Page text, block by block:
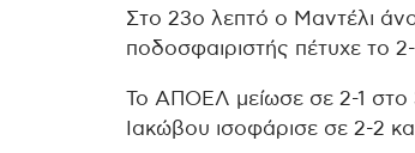
Στο 23ο λεπτό ο Μαντέλι
ποδοσφαιριστής πέτυχε το
Το ΑΠΟΕΛ μείωσε σε 2-1
Ιακώβου ισοφάρισε σε 2-2